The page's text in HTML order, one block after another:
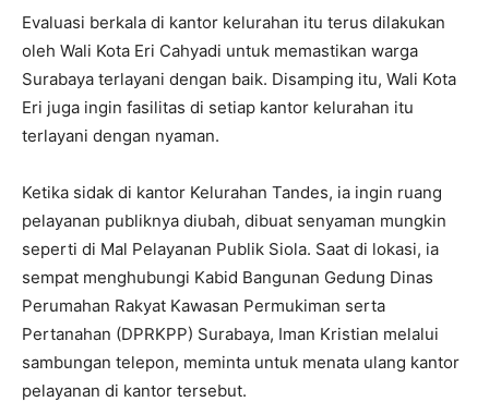
Evaluasi berkala di kantor kelurahan itu terus dilakukan
oleh Wali Kota Eri Cahyadi untuk memastikan warga
Surabaya terlayani dengan baik. Disamping itu, Wali Kota
Eri juga ingin fasilitas di setiap kantor kelurahan itu
terlayani dengan nyaman.
Ketika sidak di kantor Kelurahan Tandes, ia ingin ruang
pelayanan publiknya diubah, dibuat senyaman mungkin
seperti di Mal Pelayanan Publik Siola. Saat di lokasi, ia
sempat menghubungi Kabid Bangunan Gedung Dinas
Perumahan Rakyat Kawasan Permukiman serta
Pertanahan (DPRKPP) Surabaya, Iman Kristian melalui
sambungan telepon, meminta untuk menata ulang kantor
pelayanan di kantor tersebut.